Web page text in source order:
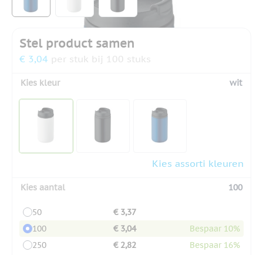
Stel product samen
€ 3,04 per stuk bij 100 stuks
Kies kleur wit
Kies assorti kleuren
Kies aantal 100
50
€ 3,37
100
€ 3,04
Bespaar 10%
250
€ 2,82
Bespaar 16%